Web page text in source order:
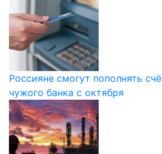
Россияне смогут пополнять
чужого банка с октября